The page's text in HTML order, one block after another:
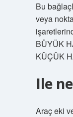
Bu
veya
BÜYÜK
KÜÇÜK
Ile
Araç eki